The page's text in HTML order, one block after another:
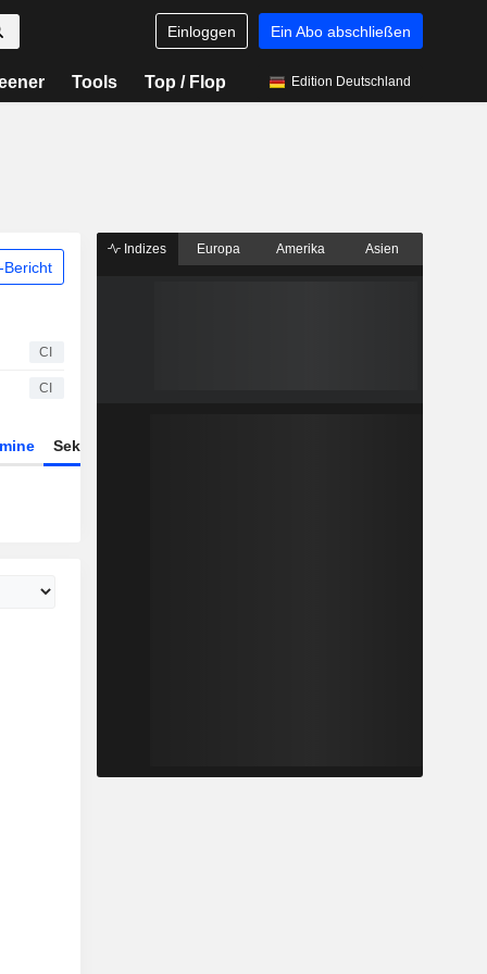
Einloggen Ein Abo abschließen
Tools Top / Flop Edition Deutschland
Bericht
CI
CI
Sektor
Indizes Europa Amerika Asien